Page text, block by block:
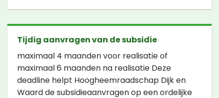
Tijdig aanvragen van de subsidie
maximaal 4 maanden voor realisatie of
maximaal 6 maanden na realisatie Deze
deadline helpt Hoogheemraadschap Dijk en
Waard de subsidieaanvragen op een ordelijke